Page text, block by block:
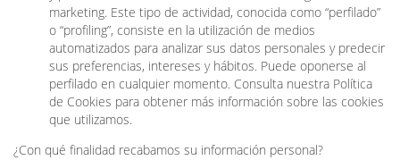
marketing. Este tipo de actividad, conocida como “perfilado”
o “profiling”, consiste en la utilización de medios
automatizados para analizar sus datos personales y predecir
sus preferencias, intereses y hábitos. Puede oponerse al
perfilado en cualquier momento. Consulta nuestra Política
de Cookies para obtener más información sobre las cookies
que utilizamos.
¿Con qué finalidad recabamos su información personal?